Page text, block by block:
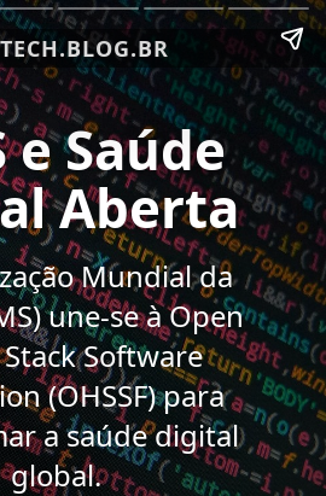
TECH.BLOG.BR
e Saúde
Aberta
Mundial da
une-se à Open
Software
(OHSSF) para
a saúde digital
global.